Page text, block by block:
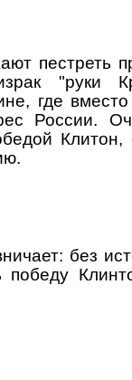
пестреть
"руки
где
России.
Клитон,
без
победу